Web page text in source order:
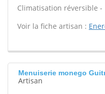
Climatisation réversible -
Voir la fiche artisan :
Menuiserie monego
Artisan